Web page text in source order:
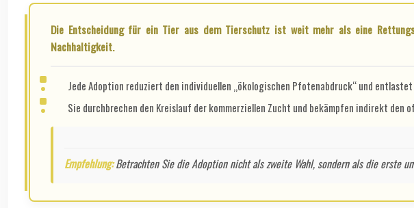
Die Entscheidung für ein Tier aus dem Tierschutz ist weit mehr als eine Rettungsaktion – es ist ein aktiver Beitrag zur Lösung einer systemischen Krise und ein Votum für ökologische
Nachhaltigkeit.
Jede Adoption reduziert den individuellen „ökologischen Pfotenabdruck“ und
Sie durchbrechen den Kreislauf der kommerziellen Zucht und bekämpfen indirekt den
Empfehlung:Betrachten Sie die Adoption nicht als zweite Wahl, sondern als die erste